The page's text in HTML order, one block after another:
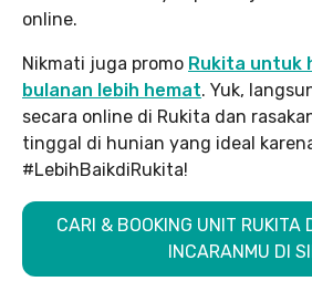
online.
Nikmati juga promo Rukita untuk
bulanan lebih hemat. Yuk,
secara online di Rukita dan
tinggal di hunian yang ideal
#LebihBaikdiRukita!
CARI & BOOKING UNIT RUKITA
INCARANMU DI